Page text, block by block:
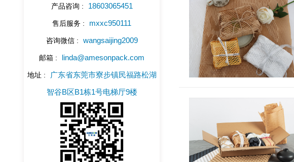
产品咨询 : 18603065451
售后服务 : mxxc950111
咨询微信 : wangsaijing2009
邮箱 : linda@amesonpack.com
地址 :
广东省东莞市寮步镇民福路松湖
智谷B区B1栋1号电梯厅9楼